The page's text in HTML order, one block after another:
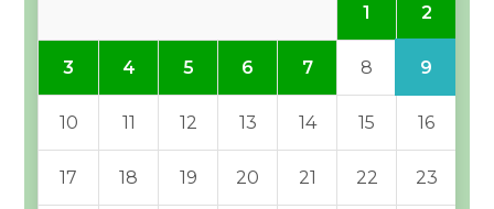
1 2
3 4 5 6 7 8 9
10 11 12 13 14 15 16
17 18 19 20 21 22 23